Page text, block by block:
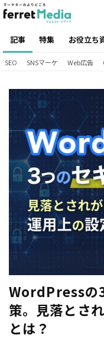
記事 特集 お役立ち
SEO SNSマーケ Web広告
WordPressの
策。見落とさ
とは？